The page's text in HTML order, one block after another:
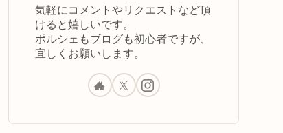
気軽にコメントやリクエストなど頂
けると嬉しいです。
ポルシェもブログも初心者ですが、
宜しくお願いします。